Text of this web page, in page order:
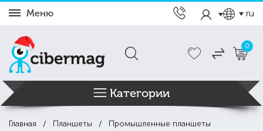
Меню ru
0
Категории
Главная Планшеты
Промышленные планшеты